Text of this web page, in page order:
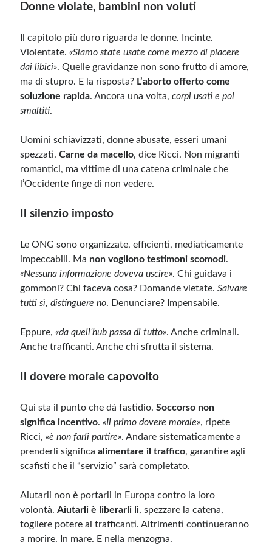
Donne violate, bambini non voluti
Il capitolo più duro riguarda le donne. Incinte.
Violentate.«Siamo state usate come mezzo di piacere
dai libici». Quelle gravidanze non sono frutto di amore,
ma di stupro. E la risposta? L’aborto offerto come
soluzione rapida. Ancora una volta,corpi usati e poi
smaltiti.
Uomini schiavizzati, donne abusate, esseri umani
spezzati.Carne da macello, dice Ricci. Non migranti
romantici, ma vittime di una catena criminale che
l’Occidente finge di non vedere.
Il silenzio imposto
Le ONG sono organizzate, efficienti, mediaticamente
impeccabili. Ma non vogliono testimoni scomodi.
«Nessuna informazione doveva uscire». Chi guidava i
gommoni? Chi faceva cosa? Domande vietate.Salvare
tutti sì, distinguere no. Denunciare? Impensabile.
Eppure,«da quell’hub passa di tutto». Anche criminali.
Anche trafficanti. Anche chi sfrutta il sistema.
Il dovere morale capovolto
Qui sta il punto che dà fastidio.Soccorso non
significa incentivo.«Il primo dovere morale», ripete
Ricci,«è non farli partire». Andare sistematicamente a
prenderli significaalimentare il traffico, garantire agli
scafisti che il “servizio” sarà completato.
Aiutarli non è portarli in Europa contro la loro
volontà.Aiutarli è liberarli lì, spezzare la catena,
togliere potere ai trafficanti. Altrimenti continueranno
a morire. In mare. E nella menzogna.